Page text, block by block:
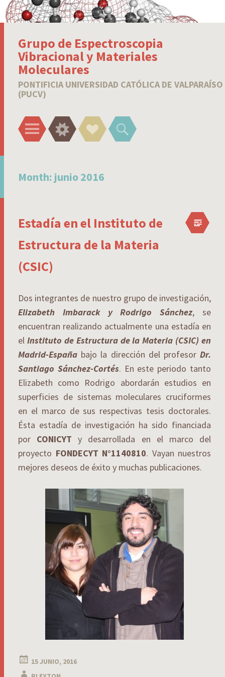
Grupo de Espectroscopia
Vibracional y Materiales
Moleculares
PONTIFICIA UNIVERSIDAD CATÓLICA DE VALPARAÍSO
(PUCV)
Menu WidgetsSocial
Links
Search
Month: junio 2016
Estadía en el Instituto de
Estructura de la Materia
(CSIC)
Dos integrantes de nuestro grupo de investigación,
Elizabeth Imbarack y Rodrigo Sánchez, se
encuentran realizando actualmente una estadía en
el Instituto de Estructura de la Materia (CSIC) en
Madrid-España bajo la dirección del profesor Dr.
Santiago Sánchez-Cortés. En este periodo tanto
Elizabeth como Rodrigo abordarán estudios en
superficies de sistemas moleculares cruciformes
en el marco de sus respectivas tesis doctorales.
Ésta estadía de investigación ha sido financiada
por CONICYT y desarrollada en el marco del
proyecto FONDECYT N°1140810. Vayan nuestros
mejores deseos de éxito y muchas publicaciones.
15 JUNIO, 2016